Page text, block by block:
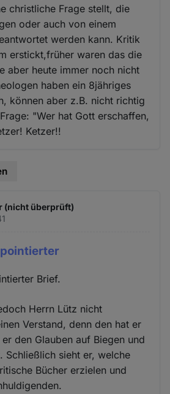
christliche Frage stellt, die
oder auch von einem
werden kann. Kritik
erstickt,früher waren das die
aber heute immer noch nicht
haben ein 8jähriges
können aber z.B. nicht richtig
"Wer hat Gott erschaffen,
Ketzer!!
(nicht überprüft)
Brief.
Herrn Lütz nicht
Verstand, denn den hat er
den Glauben auf Biegen und
Schließlich sieht er, welche
Bücher erzielen und